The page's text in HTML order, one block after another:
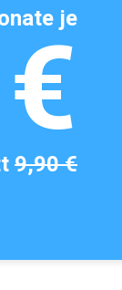
je
9,90 €